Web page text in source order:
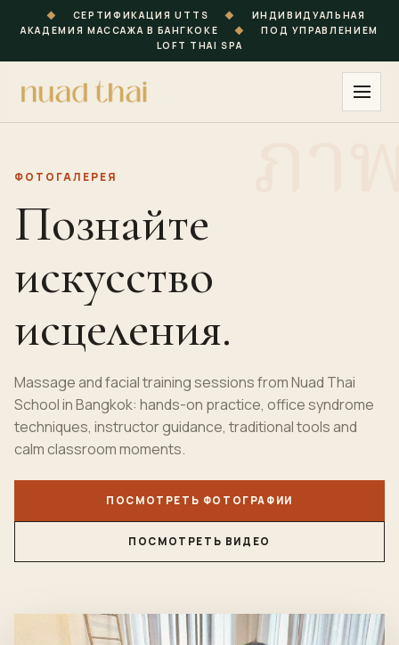
◆ СЕРТИФИКАЦИЯ UTTS ◆
ИНДИВИДУАЛЬНАЯ
АКАДЕМИЯ МАССАЖА В БАНГКОКЕ
◆
ПОД УПРАВЛЕНИЕМ
LOFT THAI SPA
ФОТОГАЛЕРЕЯ
Познайте
искусство
исцеления.
Massage and facialtrainingsessions from Nuad Thai
School inBangkok: hands-on practice, office syndrome
techniques, instructor guidance, traditional tools and
calm classroom moments.
ПОСМОТРЕТЬ ФОТОГРАФИИ
ПОСМОТРЕТЬ ВИДЕО